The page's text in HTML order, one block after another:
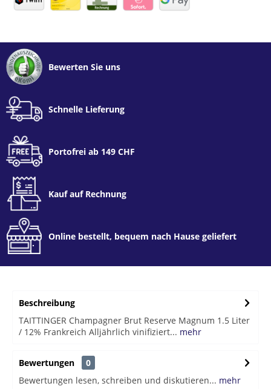
Bewerten Sie uns
Schnelle Lieferung
Portofrei ab 149 CHF
Kauf auf Rechnung
Online bestellt, bequem nach Hause geliefert
Beschreibung
TAITTINGER Champagner Brut Reserve Magnum 1.5 Liter
/ 12% Frankreich Alljährlich vinifiziert... mehr
Bewertungen
0
Bewertungen lesen, schreiben und diskutieren... mehr